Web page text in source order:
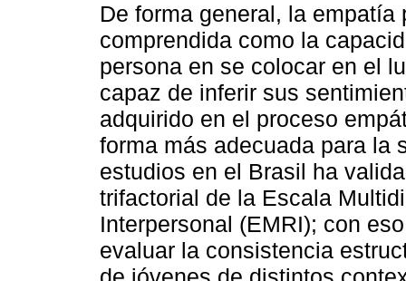
De forma general, la empatía
comprendida como la
persona en se colocar en el
capaz de inferir sus
adquirido en el proceso
forma más adecuada para la
estudios en el Brasil ha
trifactorial de la Escala
Interpersonal (EMRI); con
evaluar la consistencia